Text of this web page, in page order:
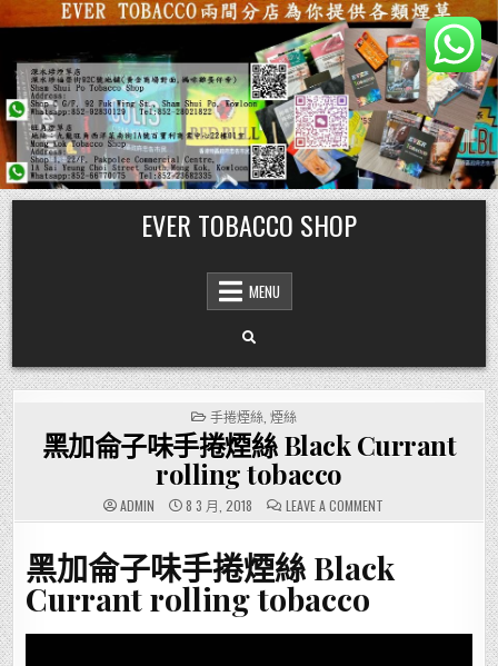
Skip
to
content
EVER TOBACCO SHOP
MENU
POSTED
IN
手捲煙絲, 煙絲
黑加侖子味手捲煙絲 Black Currant
rolling tobacco
ADMIN 8 3 月, 2018 LEAVE A COMMENT
黑
子
味
手
BLACK
黑加侖子味手捲煙絲 Black
Currant rolling tobacco